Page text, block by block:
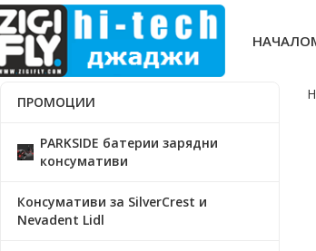
НАЧАЛО
ПРОМОЦИИ
PARKSIDE батерии зарядни
консумативи
Консумативи за SilverCrest и
Nevadent Lidl